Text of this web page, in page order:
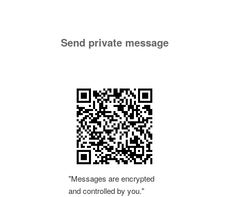
Send private message
"Messages are encrypted
and controlled by you."